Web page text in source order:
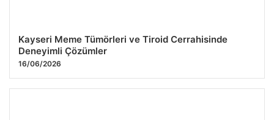
Kayseri Meme Tümörleri ve Tiroid Cerrahisinde
Deneyimli Çözümler
16/06/2026